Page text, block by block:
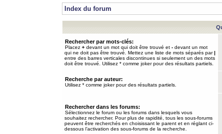
Index du forum
Rechercher par mots-clés:
Placez + devant un mot qui doit être trouvé et - devant un mot
qui ne doit pas être trouvé. Mettez une liste de mots séparés par|
entre des barres verticales discontinues si seulement un des mots
doit être trouvé. Utilisez * comme joker pour des résultats partiels.
Recherche par auteur:
Utilisez * comme joker pour des résultats partiels.
Rechercher dans les forums:
Sélectionnez le forum ou les forums dans lesquels vous
souhaitez rechercher. Pour plus de rapidité, tous les sous-forums
peuvent être recherchés en choisissant le parent et en réglant ci-
dessous l’activation des sous-forums de la recherche.